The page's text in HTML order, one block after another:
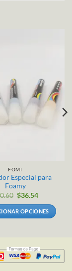
FOMI
Especial para
Foamy
$36.54
OPCIONES
múltiples
variantes.